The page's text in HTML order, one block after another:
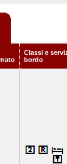
Classi e
bordo